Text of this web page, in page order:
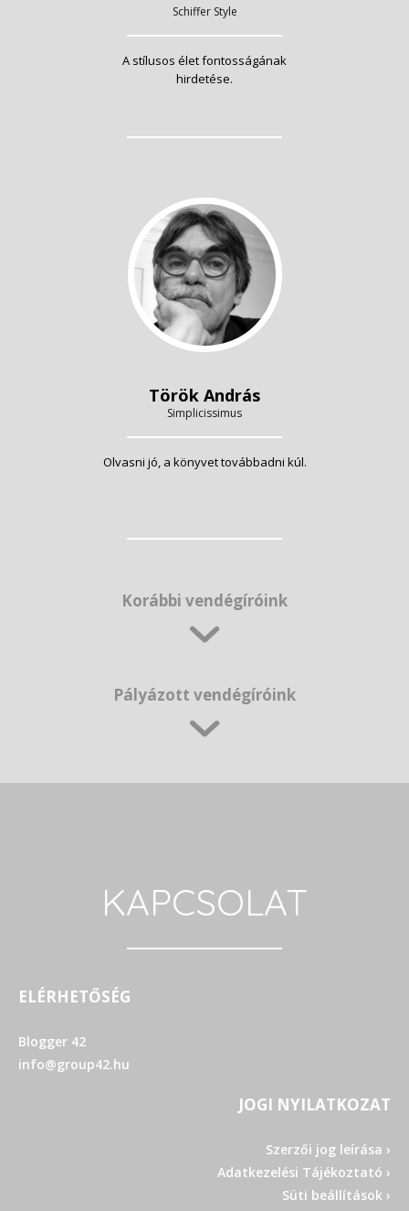
Schiffer Style
A stílusos élet fontosságának
hirdetése.
Török András
Simplicissimus
Olvasni jó, a könyvet továbbadni kúl.
Korábbi vendégíróink
Pályázott vendégíróink
KAPCSOLAT
ELÉRHETŐSÉG
Blogger 42
info@group42.hu
JOGI NYILATKOZAT
Szerzői jog leírása ›
Adatkezelési Tájékoztató ›
Süti beállítások ›